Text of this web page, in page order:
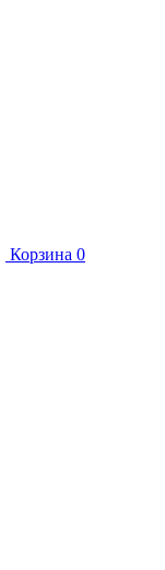
Корзина 0